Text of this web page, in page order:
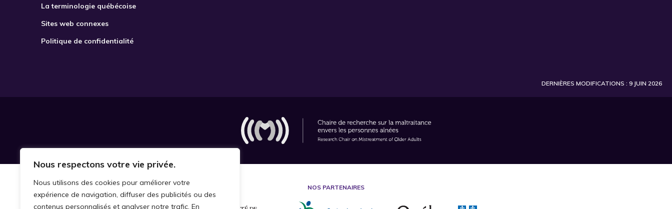
Nous respectons votre vie privée.
Nous utilisons des cookies pour améliorer votre
expérience de navigation, diffuser des publicités ou des
contenus personnalisés et analyser notre trafic. En
La terminologie québécoise
Sites web connexes
Politique de confidentialité
DERNIÈRES MODIFICATIONS : 9 JUIN 2026
NOS PARTENAIRES